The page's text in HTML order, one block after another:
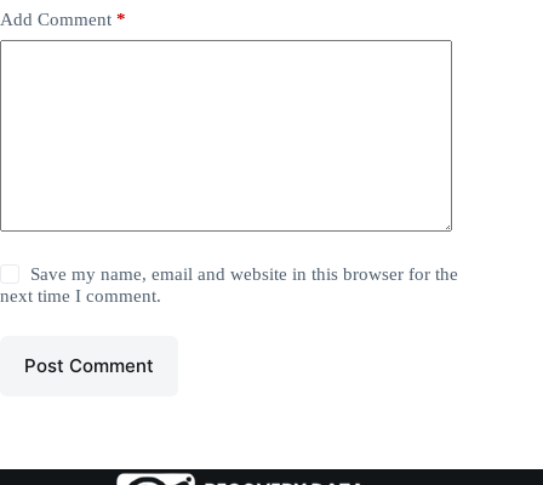
Add Comment *
Save my name, email and website in this browser for the
next time I comment.
Post Comment